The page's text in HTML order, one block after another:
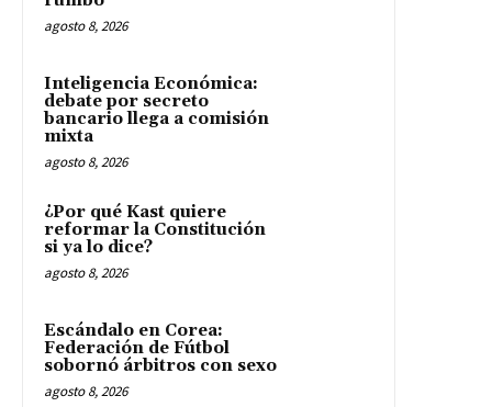
agosto 8, 2026
Inteligencia Económica:
debate por secreto
bancario llega a comisión
mixta
agosto 8, 2026
¿Por qué Kast quiere
reformar la Constitución
si ya lo dice?
agosto 8, 2026
Escándalo en Corea:
Federación de Fútbol
sobornó árbitros con sexo
agosto 8, 2026